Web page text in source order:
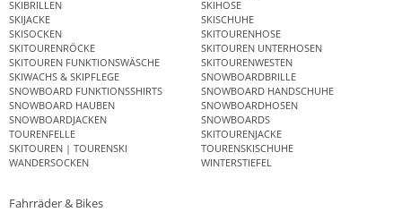
SKIBRILLEN
SKIHOSE
SKIJACKE
SKISCHUHE
SKISOCKEN
SKITOURENHOSE
SKITOURENRÖCKE
SKITOUREN UNTERHOSEN
SKITOUREN FUNKTIONSWÄSCHE
SKITOURENWESTEN
SKIWACHS & SKIPFLEGE
SNOWBOARDBRILLE
SNOWBOARD FUNKTIONSSHIRTS
SNOWBOARD HANDSCHUHE
SNOWBOARD HAUBEN
SNOWBOARDHOSEN
SNOWBOARDJACKEN
SNOWBOARDS
TOURENFELLE
SKITOURENJACKE
SKITOUREN | TOURENSKI
TOURENSKISCHUHE
WANDERSOCKEN
WINTERSTIEFEL
Fahrräder & Bikes